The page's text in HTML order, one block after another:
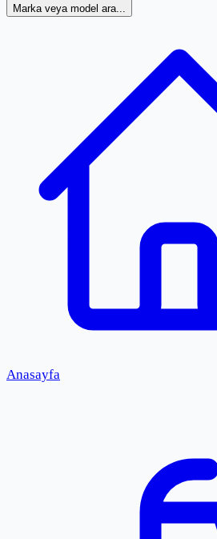
Marka veya model ara...
Anasayfa